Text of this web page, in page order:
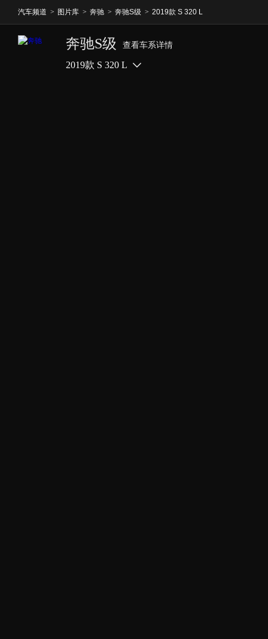
汽车频道 > 图片库 > 奔驰 > 奔驰S级 > 2019款 S 320 L
奔驰S级 查看车系详情
2019款 S 320 L